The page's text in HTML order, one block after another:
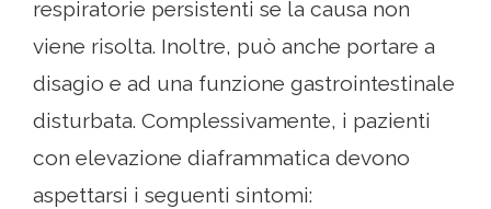
respiratorie persistenti se la causa non
viene risolta. Inoltre, può anche portare a
disagio e ad una funzione gastrointestinale
disturbata. Complessivamente, i pazienti
con elevazione diaframmatica devono
aspettarsi i seguenti sintomi: